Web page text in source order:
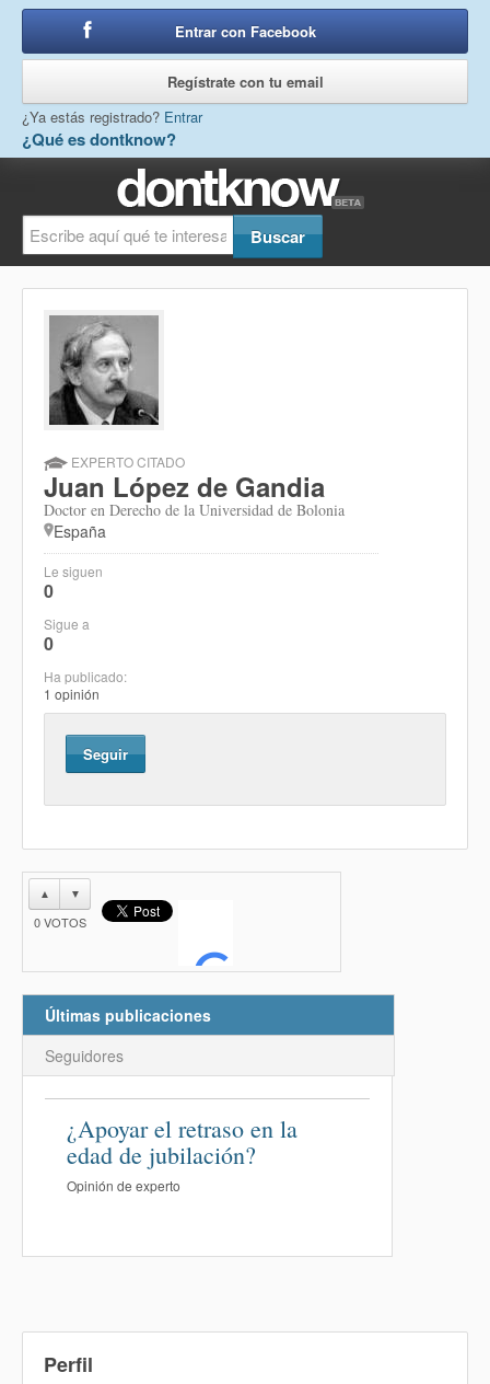
¿Qué es dontknow?
Entrar con Facebook
Regístrate con tu email
¿Ya estás registrado? Entrar
EXPERTO CITADO
Juan López de Gandia
Doctor en Derecho de la Universidad de Bolonia
España
Le siguen
0
Sigue a
0
Ha publicado:
1 opinión
Seguir
▲ ▼
0VOTOS
Últimas publicaciones
Seguidores
¿Apoyar el retraso en la
edad de jubilación?
Opinión de experto
Perfil